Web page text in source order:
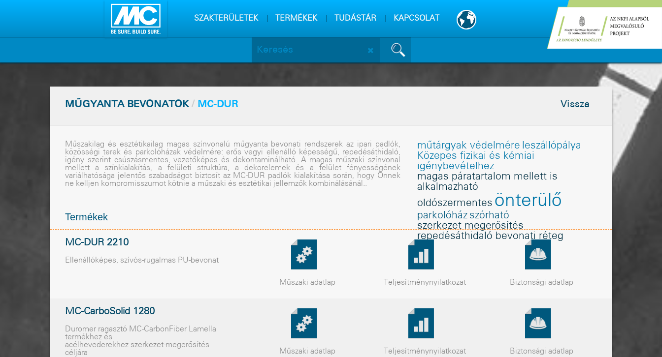
SZAKTERÜLETEK
TERMÉKEK TUDÁSTÁR KAPCSOLAT
MÛGYANTA BEVONATOK/ MC-DUR Vissza
Mûszakilag és esztétikailag magas színvonalú mûgyanta bevonati rendszerek az ipari padlók,
közösségi terek és parkolóházak védelmére: erõs vegyi ellenálló képességû, repedésáthidaló,
igény szerint csúszásmentes, vezetõképes és dekontaminálható. A magas mûszaki színvonal
mellett a színkialakítás, a felületi struktúra, a dekorelemek és a felület fényességének
variálhatósága jelentõs szabadságot biztosít az MC-DUR padlók kialakítása során, hogy Önnek
ne kelljen kompromisszumot kötnie a mûszaki és esztétikai jellemzõk kombinálásánál..
műtárgyak védelmére leszállópálya
Közepes fizikai és kémiai
igénybevételhez
magas páratartalom mellett is
alkalmazható
oldószermentes önterülõ
parkolóház szórható
szerkezet megerősítés
repedésáthidaló bevonati réteg
Termékek
MC-DUR 2210
Ellenállóképes, szívós-rugalmas PU-bevonat
Műszaki adatlap Teljesítménynyilatkozat Biztonsági adatlap
MC-CarboSolid 1280
Duromer ragasztó MC-CarbonFiber Lamella
termékhez és
acélhevederekhez szerkezet-megerősítés
céljára
Műszaki adatlap Teljesítménynyilatkozat Biztonsági adatlap